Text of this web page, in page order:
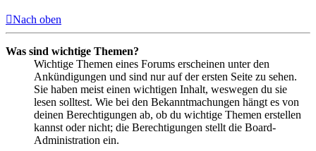
Nach oben
Was sind wichtige Themen?
Wichtige Themen eines Forums erscheinen unter den
Ankündigungen und sind nur auf der ersten Seite zu sehen.
Sie haben meist einen wichtigen Inhalt, weswegen du sie
lesen solltest. Wie bei den Bekanntmachungen hängt es von
deinen Berechtigungen ab, ob du wichtige Themen erstellen
kannst oder nicht; die Berechtigungen stellt die Board-
Administration ein.